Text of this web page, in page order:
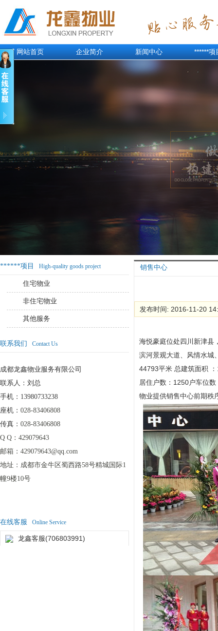
网站首页 企业简介 新闻中心 ******项
******项目 High-quality goods project
住宅物业
非住宅物业
其他服务
联系我们 Contact Us
成都龙鑫物业服务有限公司
联系人：刘总
手机：13980733238
座机： 028-83406808
传真： 028-83406808
Q Q： 429079643
邮箱： 429079643@qq.com
地址： 成都市金牛区蜀西路58号精城国际1
幢9楼10号
在线客服 Online Service
龙鑫客服(706803991)
销售中心
发布时间: 2016-11-20
海悦豪庭位处四川新津县
滨河景观大道、风情水城
44793平米 总建筑面积 ：
居住户数： 1250户车位数
物业提供销售中心前期秩